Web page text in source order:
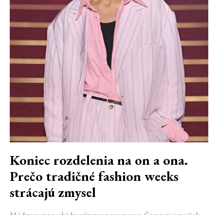
Koniec rozdelenia na on a ona.
Prečo tradičné fashion weeks
strácajú zmysel